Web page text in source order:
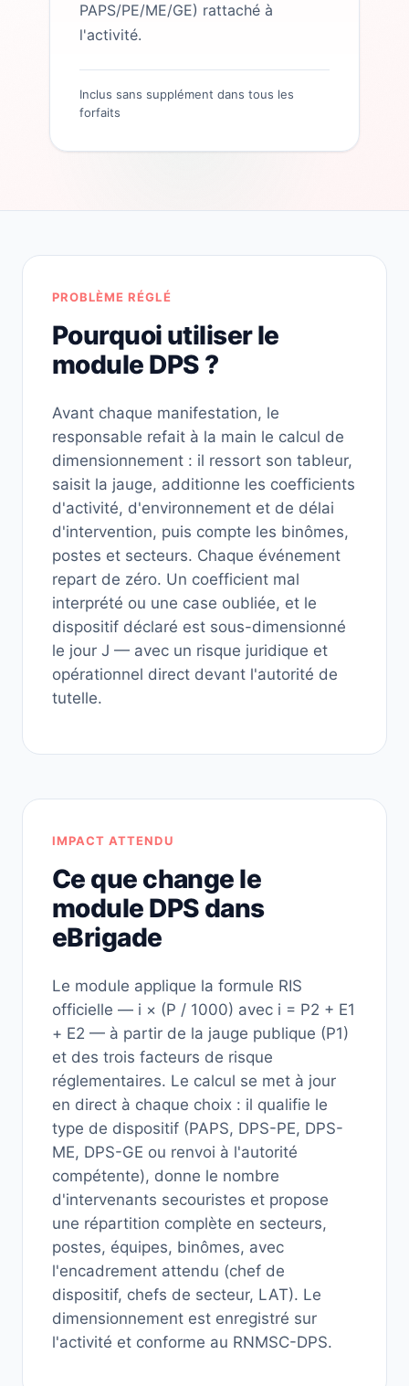
PAPS/PE/ME/GE) rattaché à
l'activité.
Inclus sans supplément dans tous les
forfaits
PROBLÈME RÉGLÉ
Pourquoi utiliser le
module DPS ?
Avant chaque manifestation, le
responsable refait à la main le calcul de
dimensionnement : il ressort son tableur,
saisit la jauge, additionne les coefficients
d'activité, d'environnement et de délai
d'intervention, puis compte les binômes,
postes et secteurs. Chaque événement
repart de zéro. Un coefficient mal
interprété ou une case oubliée, et le
dispositif déclaré est sous-dimensionné
le jour J — avec un risque juridique et
opérationnel direct devant l'autorité de
tutelle.
IMPACT ATTENDU
Ce que change le
module DPS dans
eBrigade
Le module applique la formule RIS
officielle — i × (P / 1000) avec i = P2 + E1
+ E2 — à partir de la jauge publique (P1)
et des trois facteurs de risque
réglementaires. Le calcul se met à jour
en direct à chaque choix : il qualifie le
type de dispositif (PAPS, DPS-PE, DPS-
ME, DPS-GE ou renvoi à l'autorité
compétente), donne le nombre
d'intervenants secouristes et propose
une répartition complète en secteurs,
postes, équipes, binômes, avec
l'encadrement attendu (chef de
dispositif, chefs de secteur, LAT). Le
dimensionnement est enregistré sur
l'activité et conforme au RNMSC-DPS.